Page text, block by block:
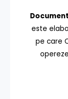
este
pe care